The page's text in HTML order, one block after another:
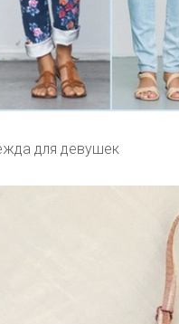
для девушек